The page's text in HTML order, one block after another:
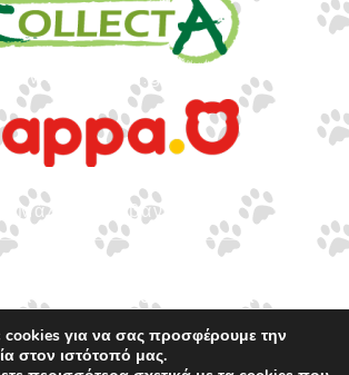
www.rappa.gr
Μάλτα & Αλβανία
κάθε νόμιμου δικαιώματος.
για να σας προσφέρουμε την
στον ιστότοπό μας.